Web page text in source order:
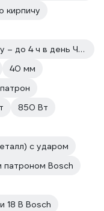
кирпичу
Для чего вам дрель? Работа в быту – до 4 ч в день Что нужно сверлить? Мягкие материалы (дерево, металл)
40 мм
850 Вт
с ударом
Bosch
18 В Bosch